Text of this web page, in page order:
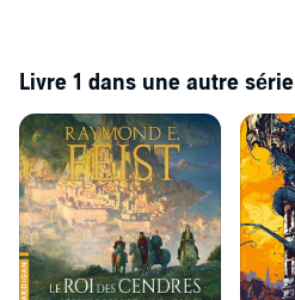
Livre 1 dans une autre série